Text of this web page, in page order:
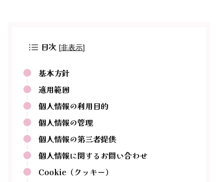
目次 [非表示]
基本方針
適用範囲
個人情報の利用目的
個人情報の管理
個人情報の第三者提供
個人情報に関するお問い合わせ
Cookie（クッキー）